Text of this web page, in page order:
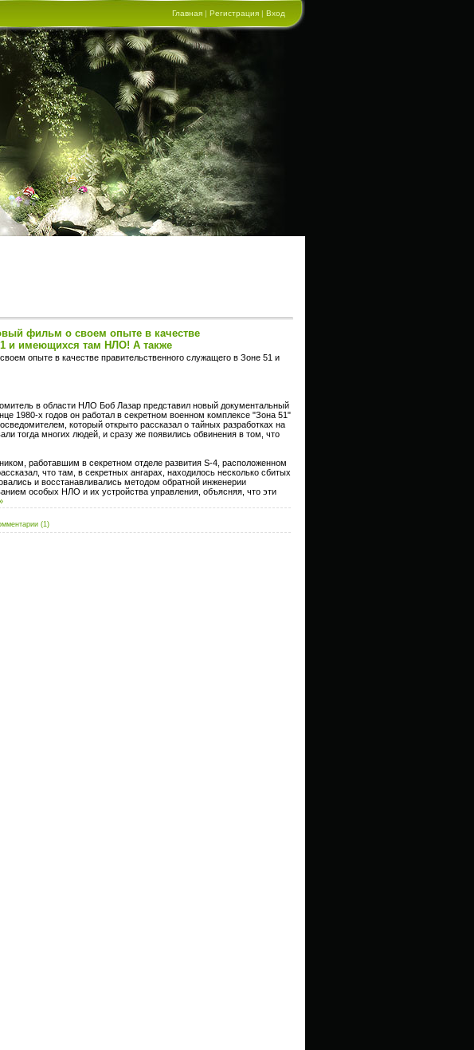
Главная | Регистрация | Вход
фильм о своем опыте в качестве
и имеющихся там НЛО! А также
опыте в качестве правительственного служащего в Зоне 51 и
в области НЛО Боб Лазар представил новый документальный
1980-х годов он работал в секретном военном комплексе "Зона 51"
который открыто рассказал о тайных разработках на
тогда многих людей, и сразу же появились обвинения в том, что
работавшим в секретном отделе развития S-4, расположенном
что там, в секретных ангарах, находилось несколько сбитых
и восстанавливались методом обратной инженерии
особых НЛО и их устройства управления, объясняя, что эти
(1)